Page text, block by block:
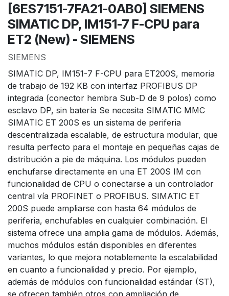
[6ES7151-7FA21-0AB0] SIEMENS
SIMATIC DP, IM151-7 F-CPU para
ET2 (New) - SIEMENS
SIEMENS
SIMATIC DP, IM151-7 F-CPU para ET200S, memoria
de trabajo de 192 KB con interfaz PROFIBUS DP
integrada (conector hembra Sub-D de 9 polos) como
esclavo DP, sin batería Se necesita SIMATIC MMC
SIMATIC ET 200S es un sistema de periferia
descentralizada escalable, de estructura modular, que
resulta perfecto para el montaje en pequeñas cajas de
distribución a pie de máquina. Los módulos pueden
enchufarse directamente en una ET 200S IM con
funcionalidad de CPU o conectarse a un controlador
central vía PROFINET o PROFIBUS. SIMATIC ET
200S puede ampliarse con hasta 64 módulos de
periferia, enchufables en cualquier combinación. El
sistema ofrece una amplia gama de módulos. Además,
muchos módulos están disponibles en diferentes
variantes, lo que mejora notablemente la escalabilidad
en cuanto a funcionalidad y precio. Por ejemplo,
además de módulos con funcionalidad estándar (ST),
se ofrecen también otros con ampliación de